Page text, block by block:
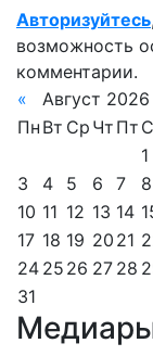
Авторизуйтесь
возможность
комментарии.
«
Август 2026
Пн Вт Ср Чт Пт
1
3
4 5 6 7 8
10 11 12 13 14
17 18 19 20 21
24 25 26 27 28
31